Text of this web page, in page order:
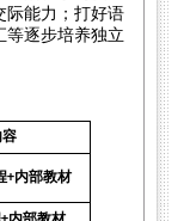
际能力；打好语
等逐步培养独立
+内部教材